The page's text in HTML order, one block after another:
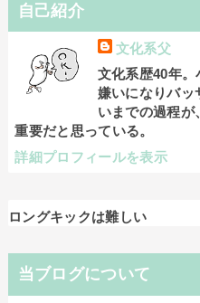
自己紹介
文化系父
文化系歴40年
嫌いになりバッ
いまでの過程が
重要だと思っている。
詳細プロフィールを表示
ロングキックは難しい
当ブログについて